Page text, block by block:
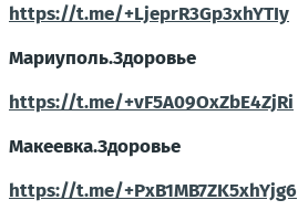
https://t.me/+LjeprR3Gp3xhYTIy
Мариуполь.Здоровье
https://t.me/+vF5A09OxZbE4ZjRi
Макеевка.Здоровье
https://t.me/+PxB1MB7ZK5xhYjg6